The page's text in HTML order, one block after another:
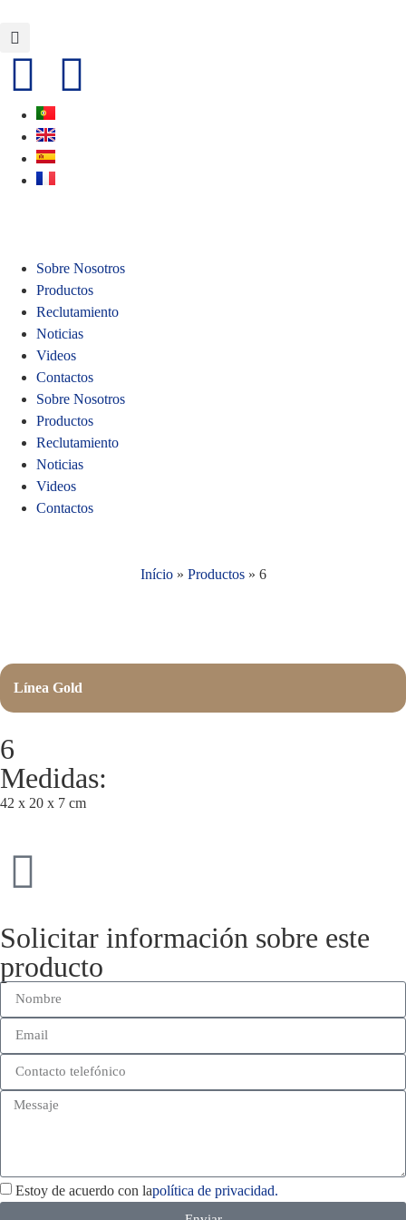
Sobre Nosotros
Productos
Reclutamiento
Noticias
Videos
Contactos
Sobre Nosotros
Productos
Reclutamiento
Noticias
Videos
Contactos
Início» Productos» 6
Línea Gold
6
Medidas:
42 x 20 x 7 cm
Solicitar información sobre este
producto
Estoy de acuerdo con lapolítica de privacidad.